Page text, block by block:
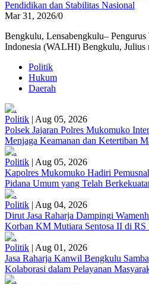
Pendidikan dan Stabilitas Nasional
Mar 31, 2026/0
Bengkulu, Lensabengkulu–
Indonesia (WALHI) Bengkulu, Julius
Politik
Hukum
Daerah
Politik | Aug 05, 2026
Polsek Jajaran Polres Mukomuko
Menjaga Keamanan dan Ketertiban
Politik | Aug 05, 2026
Kapolres Mukomuko Hadiri
Pidana Umum yang Telah
Politik | Aug 04, 2026
Dirut Jasa Raharja Dampingi
Korban KM Mutiara Sentosa II di RS
Politik | Aug 01, 2026
Jasa Raharja Kanwil Bengkulu
Kolaborasi dalam Pelayanan